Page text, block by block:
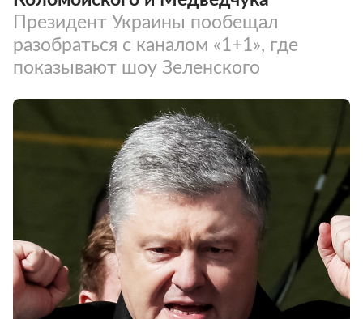
Президент Украины пообещал
разобраться с каналом «1+1», где
показывают шоу Зеленского